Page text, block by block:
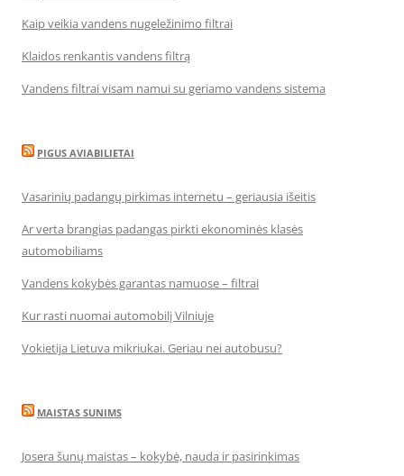
Kaip veikia vandens nugeležinimo filtrai
Klaidos renkantis vandens filtrą
Vandens filtrai visam namui su geriamo vandens sistema
PIGUS AVIABILIETAI
Vasarinių padangų pirkimas internetu – geriausia išeitis
Ar verta brangias padangas pirkti ekonominės klasės
automobiliams
Vandens kokybės garantas namuose – filtrai
Kur rasti nuomai automobilį Vilniuje
Vokietija Lietuva mikriukai. Geriau nei autobusu?
MAISTAS SUNIMS
Josera šunų maistas – kokybė, nauda ir pasirinkimas